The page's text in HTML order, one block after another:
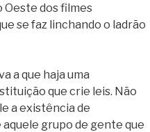
Oeste dos filmes
se faz linchando o ladrão
a que haja uma
que crie leis. Não
a existência de
aquele grupo de gente que